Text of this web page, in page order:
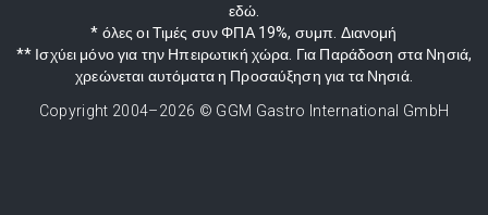
εδώ.
* όλες οι Τιμές συν ΦΠΑ 19%, συμπ. Διανομή
** Ισχύει μόνο για την Ηπειρωτική χώρα. Για Παράδοση στα Νησιά,
χρεώνεται αυτόματα η Προσαύξηση για τα Νησιά.
Copyright 2004–2026 © GGM Gastro International GmbH